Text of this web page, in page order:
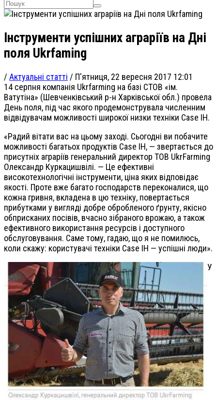
Інструменти успішних аграріїв на Дні
поля Ukrfaming
/ Актуальні статті / П'ятниця, 22 вересня 2017 12:01
14 серпня компанія Ukrfarming на базі СТОВ «ім.
Ватутіна» (Шевченківський р-н Харківської обл.) провела
День поля, під час якого продемонструвала численним
відвідувачам можливості широкої низки техніки Case IH.
«Радий вітати вас на цьому заході. Сьогодні ви побачите
можливості багатьох продуктів Case IH, — звертається до
присутніх аграріїв генеральний директор ТОВ UkrFarming
Олександр Куркацишвілі. — Це ефективні
високотехнологічні інструменти, ціна яких відповідає
якості. Проте вже багато господарств переконалися, що
кожна гривня, вкладена в цю техніку, повертається
прибутками у вигляді добре обробленого ґрунту, якісно
обприсканих посівів, вчасно зібраного врожаю, а також
ефективного використання ресурсів і доступного
обслуговування. Саме тому, гадаю, що я не помилюсь,
коли скажу: користувачі техніки Case IH — успішні люди».
У